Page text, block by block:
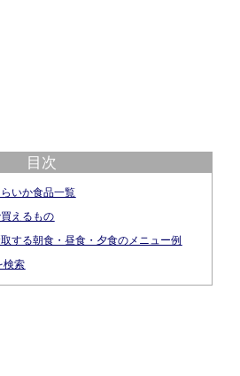
目次
いか食品一覧
えるもの
する朝食・昼食・夕食のメニュー例
検索